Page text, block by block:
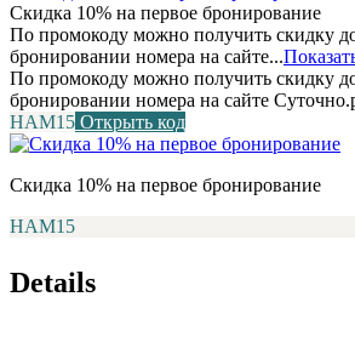
Скидка 10% на первое бронирование
По промокоду можно получить скидку
бронировании номера на сайте...
По промокоду можно получить скидку
бронировании номера на сайте
НАМ15 Открыть код
Скидка 10% на первое бронирование
НАМ15
Details